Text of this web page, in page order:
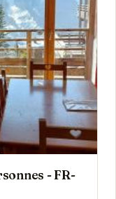
- FR-